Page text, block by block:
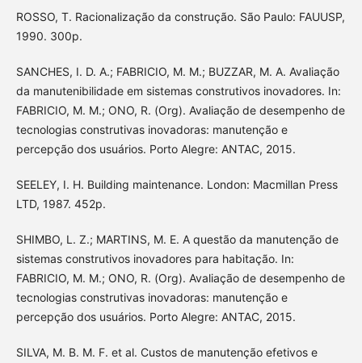
ROSSO, T. Racionalização da construção. São Paulo: FAUUSP,
1990. 300p.
SANCHES, I. D. A.; FABRICIO, M. M.; BUZZAR, M. A. Avaliação
da manutenibilidade em sistemas construtivos inovadores. In:
FABRICIO, M. M.; ONO, R. (Org). Avaliação de desempenho de
tecnologias construtivas inovadoras: manutenção e
percepção dos usuários. Porto Alegre: ANTAC, 2015.
SEELEY, I. H. Building maintenance. London: Macmillan Press
LTD, 1987. 452p.
SHIMBO, L. Z.; MARTINS, M. E. A questão da manutenção de
sistemas construtivos inovadores para habitação. In:
FABRICIO, M. M.; ONO, R. (Org). Avaliação de desempenho de
tecnologias construtivas inovadoras: manutenção e
percepção dos usuários. Porto Alegre: ANTAC, 2015.
SILVA, M. B. M. F. et al. Custos de manutenção efetivos e